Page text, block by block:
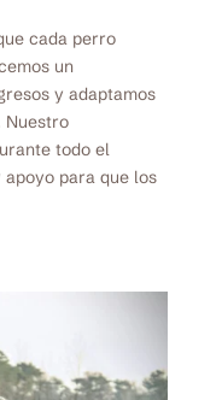
cada perro
un
y adaptamos
Nuestro
todo el
para que los